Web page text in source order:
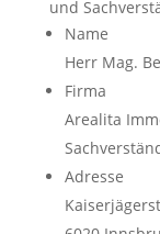
Name
Herr Mag.
Firma
Arealita
Adresse